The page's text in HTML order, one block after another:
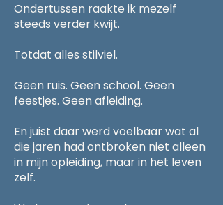
Ondertussen raakte ik mezelf
steeds verder kwijt.
Totdat alles stilviel.
Geen ruis. Geen school. Geen
feestjes. Geen afleiding.
En juist daar werd voelbaar wat al
die jaren had ontbroken niet alleen
in mijn opleiding, maar in het leven
zelf.